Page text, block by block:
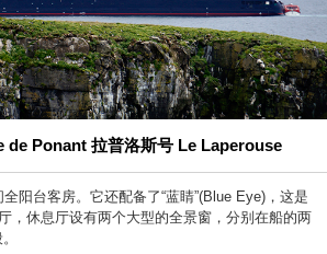
de Ponant 拉普洛斯号 Le Laperouse
阳台客房。它还配备了“蓝睛”(Blue Eye)，这是
，休息厅设有两个大型的全景窗，分别在船的两